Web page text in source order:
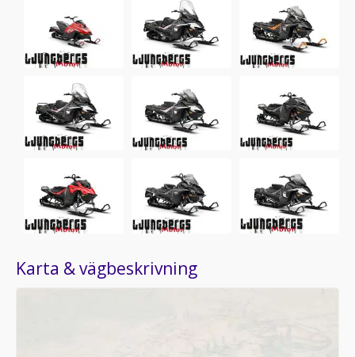
Karta & vägbeskrivning